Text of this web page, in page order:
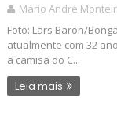
Mário André
Foto: Lars Baron/
atualmente com 32
a camisa do C...
Leia mais